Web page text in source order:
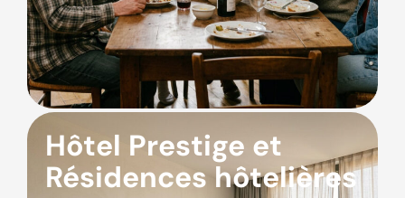
Hôtel Prestige et
Résidences hôtelières